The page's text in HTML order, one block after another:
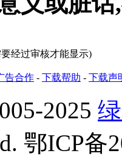
经过审核才能显示)
告合作 - 下载帮助 - 下载声
2025
鄂ICP备